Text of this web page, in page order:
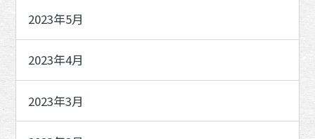
2023年5月
2023年4月
2023年3月